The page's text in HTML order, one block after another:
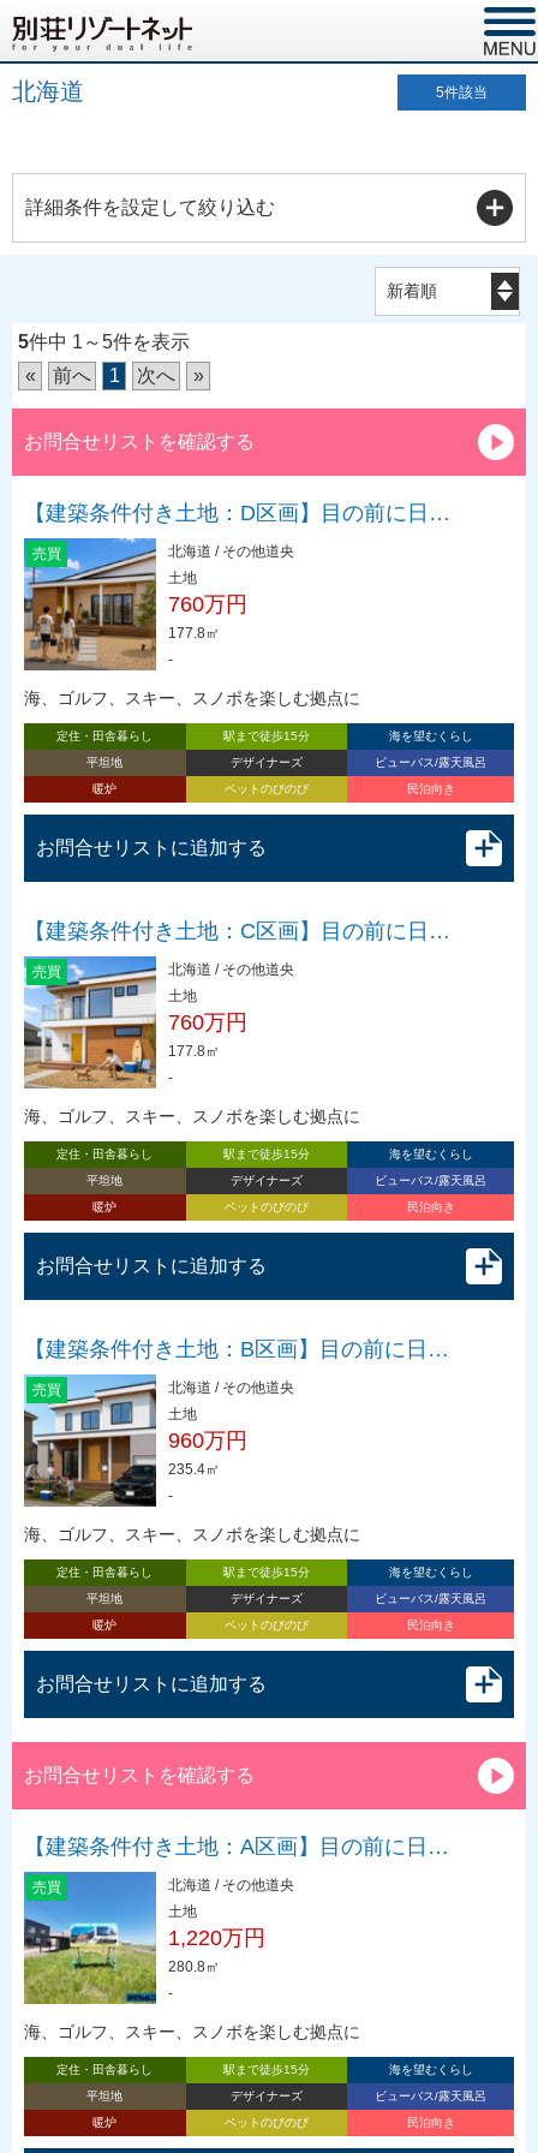
北海道 5件該当
詳細条件を設定して絞り込む
5件中 1～5件を表示
«
前へ 1 次へ »
お問合せリストを確認する
【建築条件付き土地：D区画】目の前に日…
売買
北海道 / その他道央
土地
760万円
177.8㎡
-
海、ゴルフ、スキー、スノボを楽しむ拠点に
定住・田舎暮らし 駅まで徒歩15分
海を望むくらし
平坦地
デザイナーズ
ビューバス/露天風呂
暖炉
ペットのびのび 民泊向き
お問合せリストに追加する
【建築条件付き土地：C区画】目の前に日…
売買
北海道 / その他道央
土地
760万円
177.8㎡
-
海、ゴルフ、スキー、スノボを楽しむ拠点に
定住・田舎暮らし 駅まで徒歩15分
海を望むくらし
平坦地
デザイナーズ
ビューバス/露天風呂
暖炉
ペットのびのび 民泊向き
お問合せリストに追加する
【建築条件付き土地：B区画】目の前に日…
売買
北海道 / その他道央
土地
960万円
235.4㎡
-
海、ゴルフ、スキー、スノボを楽しむ拠点に
定住・田舎暮らし 駅まで徒歩15分
海を望むくらし
平坦地
デザイナーズ
ビューバス/露天風呂
暖炉
ペットのびのび 民泊向き
お問合せリストに追加する
お問合せリストを確認する
【建築条件付き土地：A区画】目の前に日…
売買
北海道 / その他道央
土地
1,220万円
280.8㎡
-
海、ゴルフ、スキー、スノボを楽しむ拠点に
定住・田舎暮らし 駅まで徒歩15分
海を望むくらし
平坦地
デザイナーズ
ビューバス/露天風呂
暖炉
ペットのびのび 民泊向き